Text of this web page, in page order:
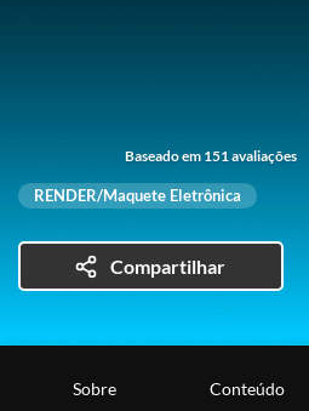
Baseado em 151 avaliações
RENDER/Maquete Eletrônica
Compartilhar
Sobre Conteúdo